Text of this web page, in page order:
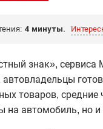
4 минуты.
знак», сервиса
товаров, средние
на автомобиль, но